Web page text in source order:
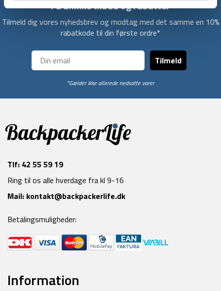
Få unikke tilbud og rabatter
Tilmeld dig vores nyhedsbrev og modtag med det samme en 10%
rabatkode til din første ordre*
Tilmeld
*Gælder ikke allerede nedsatte varer
Tlf: 42 55 59 19
Ring til os alle hverdage fra kl 9-16
Mail: kontakt@backpackerlife.dk
Betalingsmuligheder:
Information